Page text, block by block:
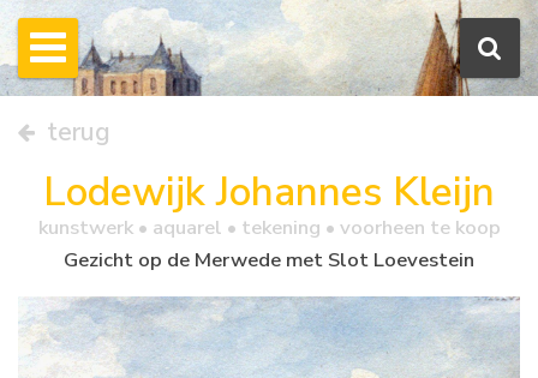
terug
Lodewijk Johannes Kleijn
kunstwerk • aquarel • tekening • voorheen te koop
Gezicht op de Merwede met Slot Loevestein